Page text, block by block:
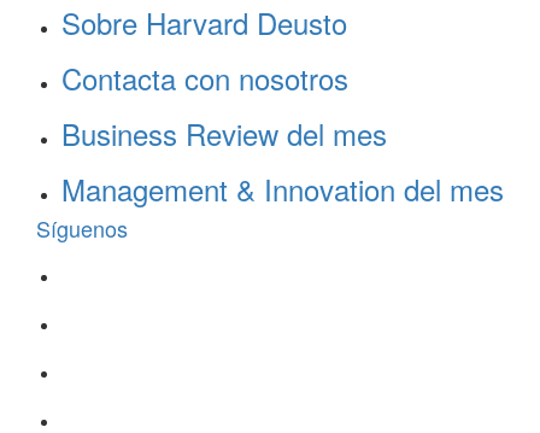
Sobre Harvard Deusto
Contacta con nosotros
Business Review del mes
Management & Innovation del mes
Síguenos